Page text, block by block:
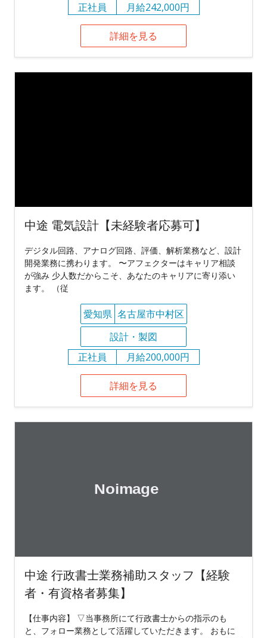
正社員 月給242,000円
詳細を見る
中途 電気設計【未経験者応募可】
デジタル回路、アナログ回路、評価、解析業務など、設計
開発業務に携わります。 〜アフェクターはキャリア相談
が強み 少人数だからこそ、あなたのキャリアに寄り添い
ます。 （従
愛知県 名古屋市中村区
設計・製図
正社員
月給200,000円
詳細を見る
中途 行政書士業務補助スタッフ【経験
者・有資格者募集】
【仕事内容】 ▽当事務所にて行政書士からの指示のも
と、フォロー業務として活躍していただきます。 おもに